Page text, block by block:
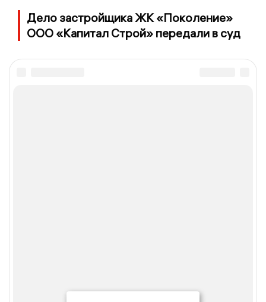
Дело застройщика ЖК «Поколение»
ООО «Капитал Строй» передали в суд